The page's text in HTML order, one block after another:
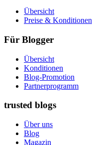
Übersicht
Preise & Konditionen
Für Blogger
Übersicht
Konditionen
Blog-Promotion
Partnerprogramm
trusted blogs
Über uns
Blog
Magazin